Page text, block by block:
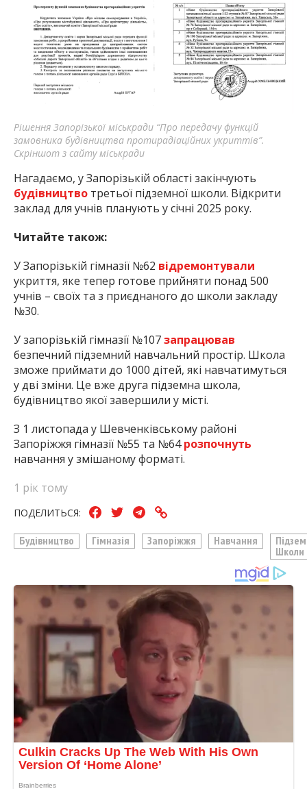
Рішення Запорізької міськради “Про передачу функцій
замовника будівництва протирадіаційних укриттів”.
Скріншот з сайту міськради
Нагадаємо, у Запорізькій області закінчують
будівництво третьої підземної школи. Відкрити
заклад для учнів планують у січні 2025 року.
Читайте також:
У Запорізькій гімназії №62 відремонтували
укриття, яке тепер готове прийняти понад 500
учнів – своїх та з приєднаного до школи закладу
№30.
У запорізькій гімназії №107запрацював
безпечний підземний навчальний простір. Школа
зможе приймати до 1000 дітей, які навчатимуться
у дві зміни. Це вже друга підземна школа,
будівництво якої завершили у місті.
З 1 листопада у Шевченківському районі
Запоріжжя гімназії №55 та №64розпочнуть
навчання у змішаному форматі.
1 рік тому
ПОДЕЛИТЬСЯ:
Будівництво Гімназія Запоріжжя Навчання
Школи